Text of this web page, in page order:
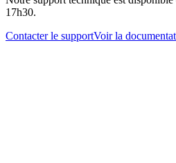
17h30.
Contacter le supportVoir la